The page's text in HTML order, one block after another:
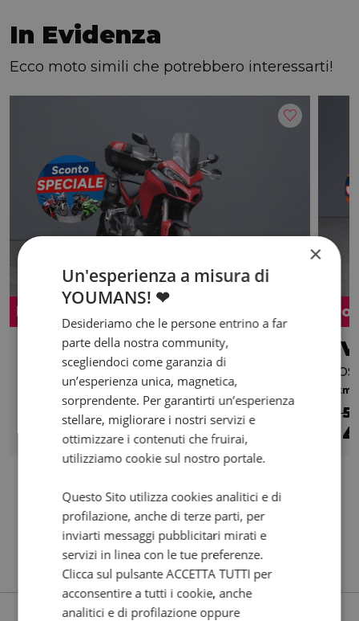
In Evidenza
Ecco moto simili che potrebbero interessarti!
Promo
S Red
2019 | 66002 km | 1262 cc | 158 Hp | 116.2 Kw
€ 11.400
€ 10.400 €182
Abs
0 km
€
×
Un'esperienza a misura di
YOUMANS! ❤
Desideriamo che le persone entrino a far
parte della nostra community,
scegliendoci come garanzia di
un’esperienza unica, magnetica,
sorprendente. Per garantirti un’esperienza
stellare, migliorare i nostri servizi e
ottimizzare i contenuti che fruirai,
utilizziamo cookie sul nostro portale.
Questo Sito utilizza cookies analitici e di
profilazione, anche di terze parti, per
inviarti messaggi pubblicitari mirati e
servizi in linea con le tue preferenze.
Clicca sul pulsante ACCETTA TUTTI per
acconsentire a tutti i cookie, anche
analitici e di profilazione oppure